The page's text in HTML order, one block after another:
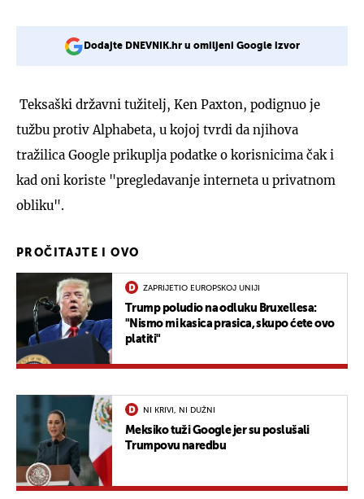
Dodajte DNEVNIK.hr u omiljeni Google izvor
Teksaški državni tužitelj, Ken Paxton, podignuo je
tužbu protiv Alphabeta, u kojoj tvrdi da njihova
tražilica Google prikuplja podatke o korisnicima čak i
kad oni koriste "pregledavanje interneta u privatnom
obliku".
PROČITAJTE I OVO
ZAPRIJETIO EUROPSKOJ UNIJI
Trump poludio na odluku Bruxellesa:
"Nismo mi kasica prasica, skupo ćete ovo
platiti"
NI KRIVI, NI DUŽNI
Meksiko tuži Google jer su poslušali
Trumpovu naredbu